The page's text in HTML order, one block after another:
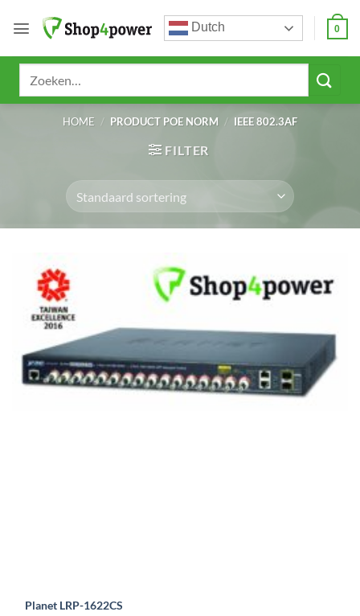
naar
Dutch 0
HOME / PRODUCT POE NORM / IEEE 802.3AF
FILTER
Planet LRP-1622CS